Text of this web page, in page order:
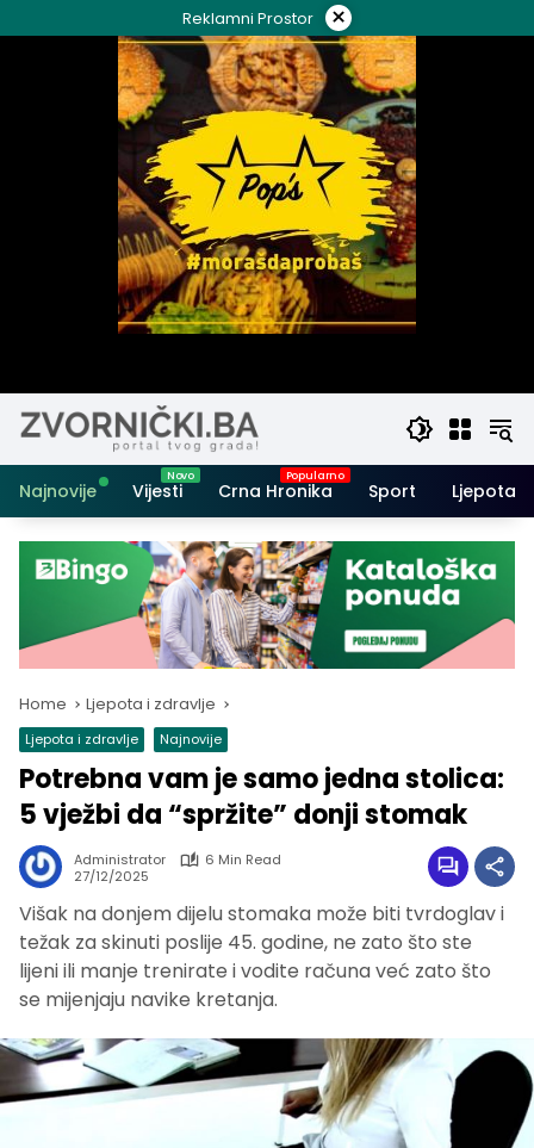
to
Reklamni Prostor ×
Najnovije Vijesti Crna Hronika Sport Ljepota i
Home Ljepota i zdravlje
Ljepota i zdravlje Najnovije
Potrebna vam je samo jedna stolica:
5 vježbi da “spržite” donji stomak
Administrator
6 Min Read
27/12/2025
Višak na donjem dijelu stomaka može biti tvrdoglav i
težak za skinuti poslije 45. godine, ne zato što ste
lijeni ili manje trenirate i vodite računa već zato što
se mijenjaju navike kretanja.